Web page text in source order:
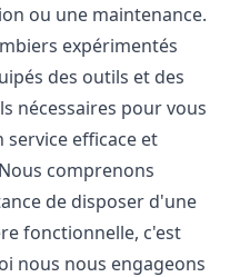
ou une maintenance.
expérimentés
des outils et des
nécessaires pour vous
efficace et
comprenons
de disposer d'une
fonctionnelle, c'est
nous nous engageons